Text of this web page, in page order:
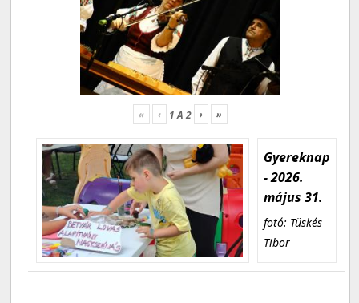
« ‹ 1A2 › »
Gyereknap
- 2026.
május 31.
fotó: Tüskés
Tibor